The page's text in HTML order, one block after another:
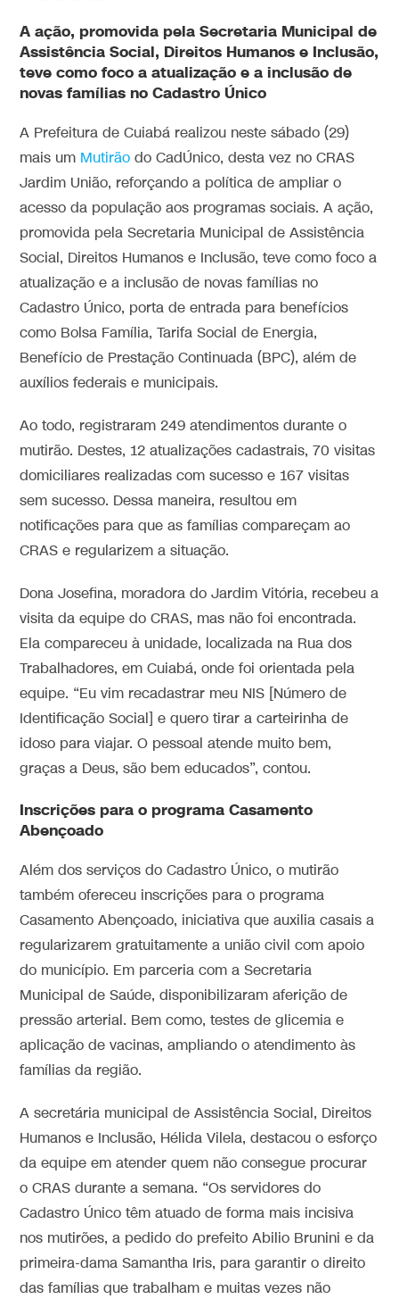
A ação, promovida pela Secretaria Municipal de
Assistência Social, Direitos Humanos e Inclusão,
teve como foco a atualização e a inclusão de
novas famílias no Cadastro Único
A Prefeitura de Cuiabá realizou neste sábado (29)
mais um Mutirão do CadÚnico, desta vez no CRAS
Jardim União, reforçando a política de ampliar o
acesso da população aos programas sociais. A ação,
promovida pela Secretaria Municipal de Assistência
Social, Direitos Humanos e Inclusão, teve como foco a
atualização e a inclusão de novas famílias no
Cadastro Único, porta de entrada para benefícios
como Bolsa Família, Tarifa Social de Energia,
Benefício de Prestação Continuada (BPC), além de
auxílios federais e municipais.
Ao todo, registraram 249 atendimentos durante o
mutirão. Destes, 12 atualizações cadastrais, 70 visitas
domiciliares realizadas com sucesso e 167 visitas
sem sucesso. Dessa maneira, resultou em
notificações para que as famílias compareçam ao
CRAS e regularizem a situação.
Dona Josefina, moradora do Jardim Vitória, recebeu a
visita da equipe do CRAS, mas não foi encontrada.
Ela compareceu à unidade, localizada na Rua dos
Trabalhadores, em Cuiabá, onde foi orientada pela
equipe. “Eu vim recadastrar meu NIS [Número de
Identificação Social] e quero tirar a carteirinha de
idoso para viajar. O pessoal atende muito bem,
graças a Deus, são bem educados”, contou.
Inscrições para o programa Casamento
Abençoado
Além dos serviços do Cadastro Único, o mutirão
também ofereceu inscrições para o programa
Casamento Abençoado, iniciativa que auxilia casais a
regularizarem gratuitamente a união civil com apoio
do município. Em parceria com a Secretaria
Municipal de Saúde, disponibilizaram aferição de
pressão arterial. Bem como, testes de glicemia e
aplicação de vacinas, ampliando o atendimento às
famílias da região.
A secretária municipal de Assistência Social, Direitos
Humanos e Inclusão, Hélida Vilela, destacou o esforço
da equipe em atender quem não consegue procurar
o CRAS durante a semana. “Os servidores do
Cadastro Único têm atuado de forma mais incisiva
nos mutirões, a pedido do prefeito Abilio Brunini e da
primeira-dama Samantha Iris, para garantir o direito
das famílias que trabalham e muitas vezes não